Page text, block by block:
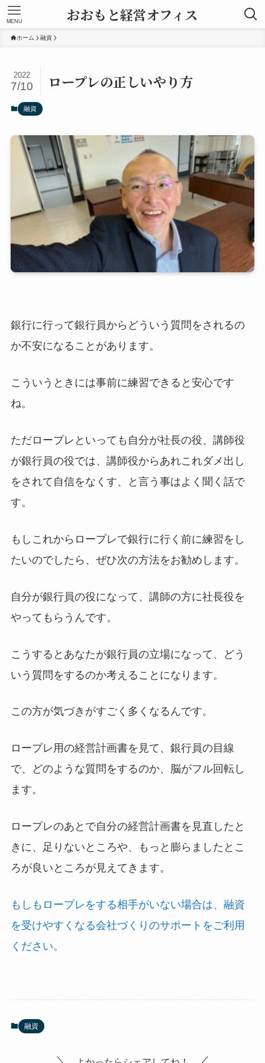
おおもと経営オフィス
MENU
ホーム 融資
ロープレの正しいやり方
2022
7/10
融資
銀行に行って銀行員からどういう質問をされるの
か不安になることがあります。
こういうときには事前に練習できると安心です
ね。
ただロープレといっても自分が社長の役、講師役
が銀行員の役では、講師役からあれこれダメ出し
をされて自信をなくす、と言う事はよく聞く話で
す。
もしこれからロープレで銀行に行く前に練習をし
たいのでしたら、ぜひ次の方法をお勧めします。
自分が銀行員の役になって、講師の方に社長役を
やってもらうんです。
こうするとあなたが銀行員の立場になって、どう
いう質問をするのか考えることになります。
この方が気づきがすごく多くなるんです。
ロープレ用の経営計画書を見て、銀行員の目線
で、どのような質問をするのか、脳がフル回転し
ます。
ロープレのあとで自分の経営計画書を見直したと
きに、足りないところや、もっと膨らましたとこ
ろが良いところが見えてきます。
もしもロープレをする相手がいない場合は、融資
を受けやすくなる会社づくりのサポートをご利用
ください。
融資